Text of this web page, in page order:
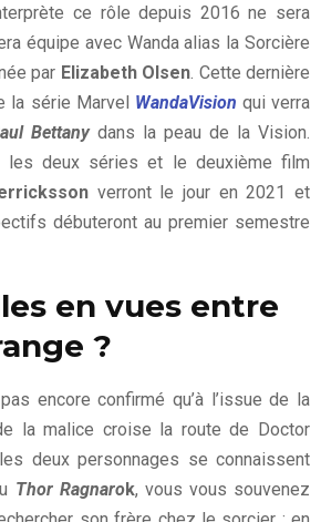
ce rôle depuis 2016 ne sera
équipe avec Wanda alias la Sorcière
par Elizabeth Olsen . Cette dernière
la série Marvel WandaVision qui verra
Bettanydans la peau de la Vision.
les deux séries et le deuxième film
verront le jour en 2021 et
débuteront au premier semestre
en vues entre
?
encore confirmé qu’à l’issue de la
la malice croise la route de Doctor
deux personnages se connaissent
Thor Ragnarok, vous vous souvenez